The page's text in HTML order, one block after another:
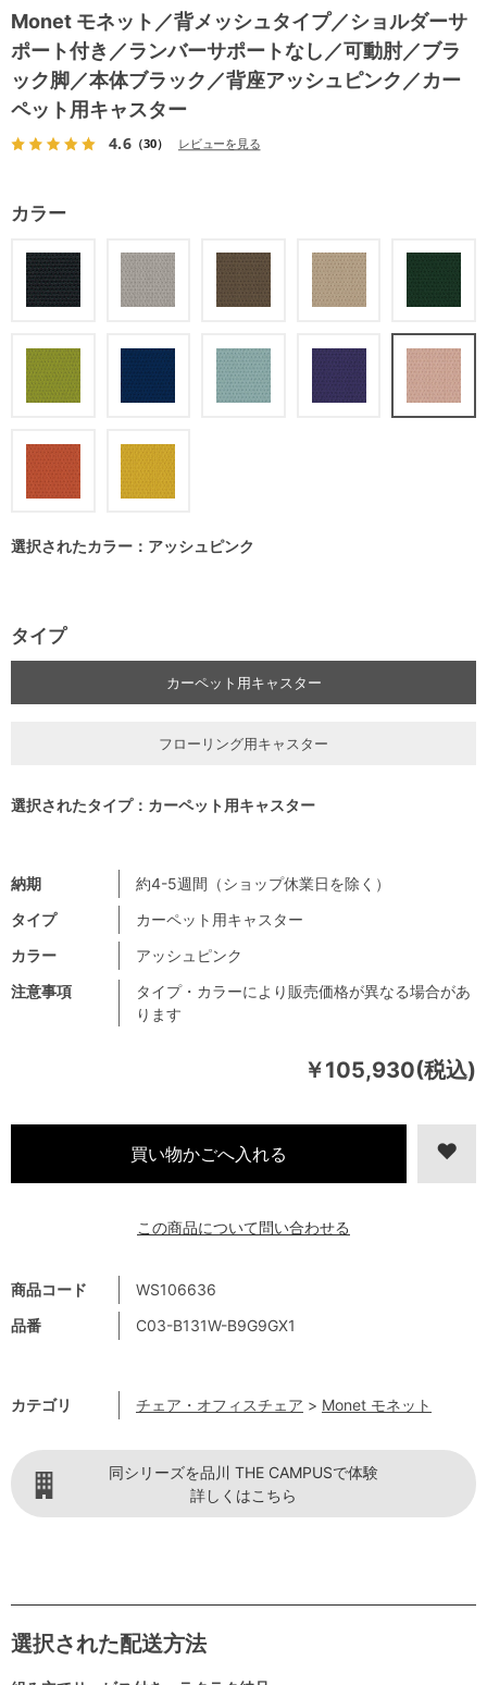
Monet モネット／背メッシュタイプ／ショルダーサ
ポート付き／ランバーサポートなし／可動肘／ブラ
ック脚／本体ブラック／背座アッシュピンク／カー
ペット用キャスター
4.6（30） レビューを見る
￥105,930(税込)
商品コード
WS106636
品番
C03-B131W-B9G9GX1
カテゴリ チェア・オフィスチェア > Monet モネット
注意事項
タイプ・カラーにより販売価格が異なる場合があ
ります
納期
約4-5週間（ショップ休業日を除く）
タイプ
カーペット用キャスター
カラー
アッシュピンク
カラー
選択されたカラー：アッシュピンク
タイプ
カーペット用キャスター
フローリング用キャスター
選択されたタイプ：カーペット用キャスター
この商品について問い合わせる
同シリーズを品川 THE CAMPUSで体験
詳しくはこちら
選択された配送方法